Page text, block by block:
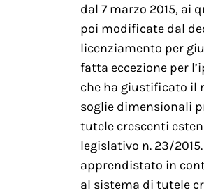
dal 7 marzo 2015, ai
poi modificate dal
licenziamento per
fatta eccezione per
che ha giustificato il
soglie dimensionali
tutele crescenti
legislativo n. 23/
apprendistato in
al sistema di tutele